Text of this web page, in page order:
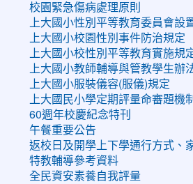
校園緊急傷病處理原則
上大國小性別平等教育委員會設
上大國小校園性別事件防治規定
上大國小校性別平等教育實施規
上大國小教師輔導與管教學生辦
上大國小服裝儀容(服儀)規定
上大國民小學定期評量命審題機
60週年校慶紀念特刊
午餐重要公告
返校日及開學上下學通行方式、
特教輔導參考資料
全民資安素養自我評量